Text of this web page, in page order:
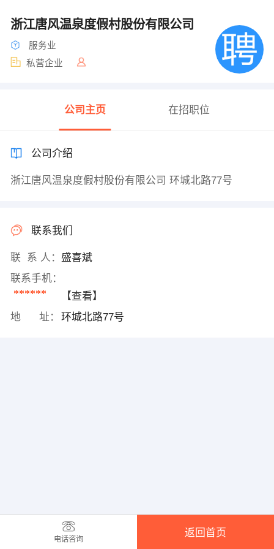
浙江唐风温泉度假村股份有限公司
服务业
私营企业
公司主页 在招职位
公司介绍
浙江唐风温泉度假村股份有限公司 环城北路77号
联系我们
联 系 人： 盛喜斌
联系手机：
******
【查看】
地 址：
环城北路77号
电话咨询
返回首页